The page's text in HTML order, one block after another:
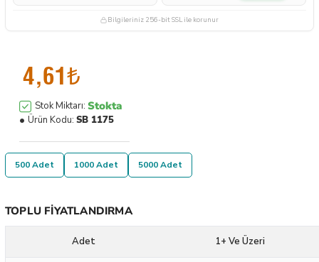
Bilgileriniz 256-bit SSL ile korunur
4,61₺
Stok Miktarı: Stokta
Ürün Kodu: SB 1175
500 Adet 1000 Adet 5000 Adet
TOPLU FIYATLANDIRMA
Adet 1+ Ve Üzeri